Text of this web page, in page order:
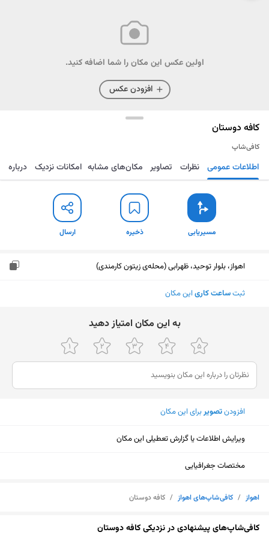
اولین عکس این مکان را شما اضافه کنید.
افزودن عکس
کافه دوستان
کافی‌شاپ
مسیریابی ذخیره ارسال اطلاعات عمومی نظرات تصاویر مکان‌های مشابه امکانات نزدیک درباره
مسیریابی ذخیره ارسال
اهواز، بلوار توحید، ظهرابی (محله‌ی زیتون کارمندی)
ثبتساعت کاری این مکان
ﺑﻪ اﯾﻦ ﻣﮑﺎن اﻣﺘﯿﺎز دﻫﯿﺪ
افزودنتصویربرای این مکان
ویرایش اطلاعات یا گزارش تعطیلی این مکان
مختصات جغرافیایی
اهواز / کافی‌شاپ‌های اهواز / کافه دوستان
کافی‌شاپ‌های پیشنهادی در نزدیکی کافه دوستان